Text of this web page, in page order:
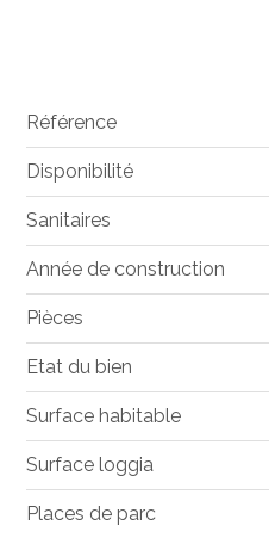
Référence
Disponibilité
Sanitaires
Année de construction
Pièces
Etat du bien
Surface habitable
Surface loggia
Places de parc